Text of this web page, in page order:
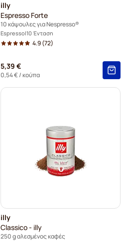
illy
Espresso Forte
10 κάψουλες για Nespresso®
Espresso 10 Ένταση
4.9(72)
5,39 €
0,54 €/ κούπα
illy
Classico - illy
250 g αλεσμένος καφές